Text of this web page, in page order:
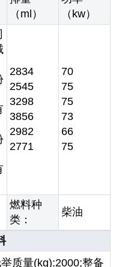
（ml）
（kw）
2834
2545
3298
3856
2982
2771
70
75
75
73
66
75
燃料种
类：
柴油
质量(kg):2000;整备